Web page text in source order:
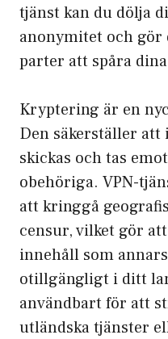
tjänst kan du dölja
anonymitet och gör
parter att spåra
Kryptering är en
Den säkerställer
skickas och tas
obehöriga. VPN-
att kringgå
censur, vilket gör
innehåll som
otillgängligt i ditt
användbart för att
utländska tjänster